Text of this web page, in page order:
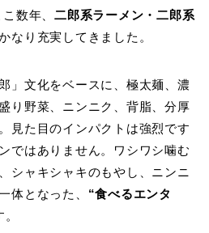
こ数年、二郎系ラーメン・二郎系
なり充実してきました。
」文化をベースに、極太麺、濃
り野菜、ニンニク、背脂、分厚
見た目のインパクトは強烈です
ではありません。ワシワシ噛む
シャキシャキのもやし、ニンニ
体となった、 “食べるエンタ